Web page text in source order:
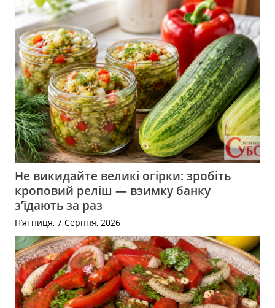
Не викидайте великі огірки: зробіть
кроповий реліш — взимку банку
з’їдають за раз
П’ятниця, 7 Серпня, 2026